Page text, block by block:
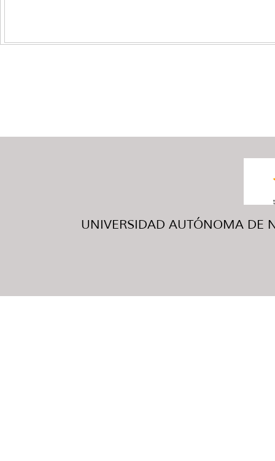
UNIVERSIDAD AUTÓNOMA DE